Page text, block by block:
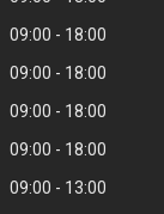
09:00
18:00
09:00
18:00
09:00
18:00
09:00
18:00
09:00
13:00